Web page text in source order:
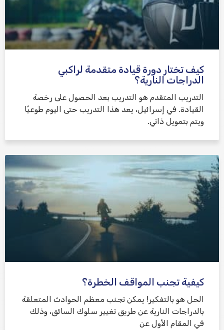
كيف تختار دورة قيادة متقدمة لراكبي
الدراجات النارية؟
التدريب المتقدم هو التدريب بعد الحصول على رخصة
القيادة. في إسرائيل، يعد هذا التدريب حتى اليوم طوعيًا
ويتم بتمويل ذاتي.
كيفية تجنب المواقف الخطرة؟
الحل هو بالتفكير! يمكن تجنب معظم الحوادث المتعلقة
بالدراجات النارية عن طريق تغيير سلوك السائق، وذلك
في المقام الأول عن